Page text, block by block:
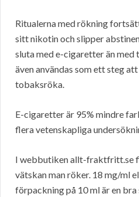
Ritualerna med rökning
sitt nikotin och slipper
sluta med e-cigaretter än
även användas som ett steg
tobaksröka.
E-cigaretter är 95% mindre
flera vetenskapliga
I webbutiken allt-fraktfritt.se
vätskan man röker. 18 mg/ml
förpackning på 10 ml är en